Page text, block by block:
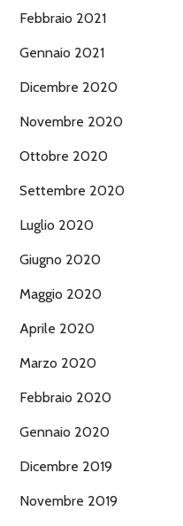
Febbraio 2021
Gennaio 2021
Dicembre 2020
Novembre 2020
Ottobre 2020
Settembre 2020
Luglio 2020
Giugno 2020
Maggio 2020
Aprile 2020
Marzo 2020
Febbraio 2020
Gennaio 2020
Dicembre 2019
Novembre 2019